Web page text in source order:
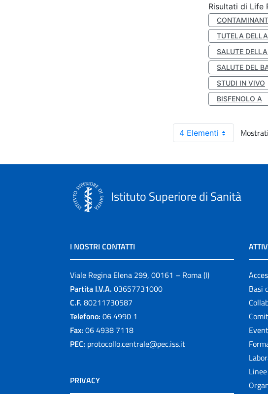
Risultati di Life
TUTELA
SALUTE
SALUTE DEL
STUDI IN VIVO
BISFENOLO A
4 Elementi
Istituto Superiore di Sanità
I NOSTRI CONTATTI
Viale Regina Elena 299, 00161 – Roma (I)
Partita I.V.A. 03657731000
C.F. 80211730587
Telefono: 06 4990 1
Fax: 06 4938 7118
PEC: protocollo.centrale@pec.iss.it
PRIVACY
Basi